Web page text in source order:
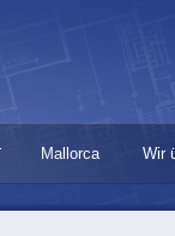
Mallorca Wir